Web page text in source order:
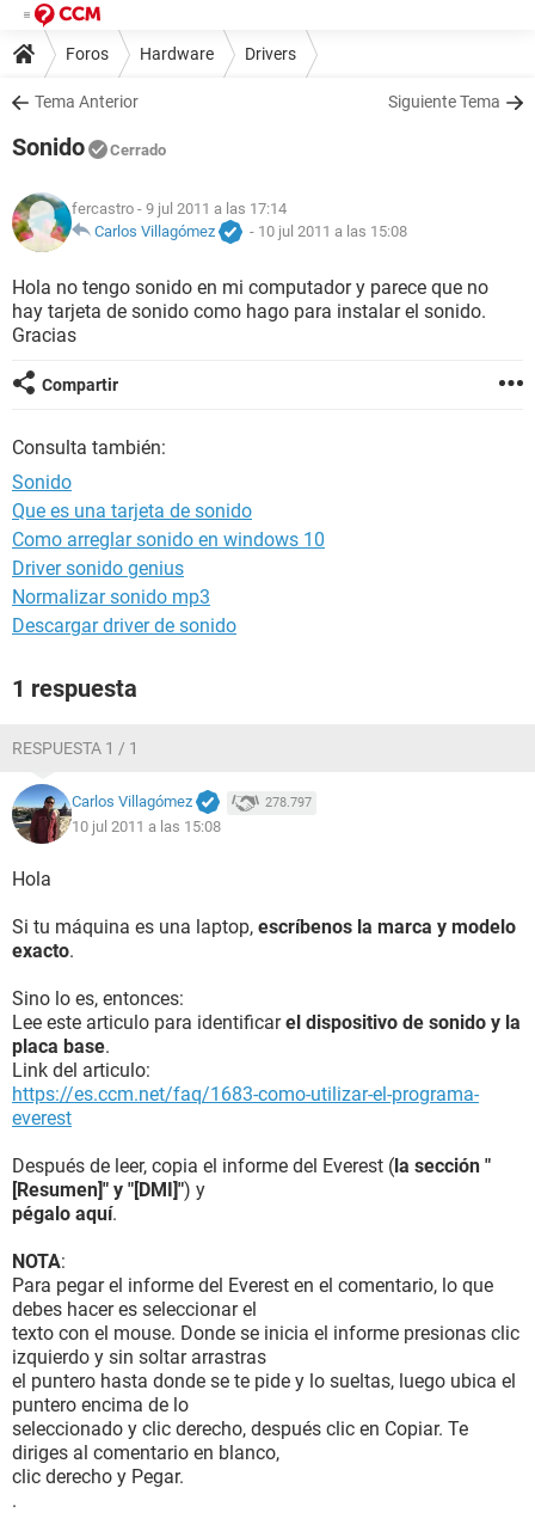
Foros Hardware Drivers
Tema Anterior Siguiente Tema
Sonido Cerrado
fercastro - 9 jul 2011 a las 17:14
Carlos Villagómez
- 10 jul 2011 a las 15:08
Hola no tengo sonido en mi computador y parece que no
hay tarjeta de sonido como hago para instalar el sonido.
Gracias
Compartir
Consulta también:
Sonido
Que es una tarjeta de sonido
Como arreglar sonido en windows 10
Driver sonido genius
Normalizar sonido mp3
Descargar driver de sonido
1 respuesta
RESPUESTA 1 / 1
Carlos Villagómez 278.797
10 jul 2011 a las 15:08
Hola
Si tu máquina es una laptop, escríbenos la marca y modelo
exacto.
Sino lo es, entonces:
Lee este articulo para identificarel dispositivo de sonido y la
placa base.
Link del articulo:
https://es.ccm.net/faq/1683-como-utilizar-el-programa-
everest
Después de leer, copia el informe del Everest (la sección "
[Resumen]" y "[DMI]") y
pégalo aquí.
NOTA:
Para pegar el informe del Everest en el comentario, lo que
debes hacer es seleccionar el
texto con el mouse. Donde se inicia el informe presionas clic
izquierdo y sin soltar arrastras
el puntero hasta donde se te pide y lo sueltas, luego ubica el
puntero encima de lo
seleccionado y clic derecho, después clic en Copiar. Te
diriges al comentario en blanco,
clic derecho y Pegar.
.